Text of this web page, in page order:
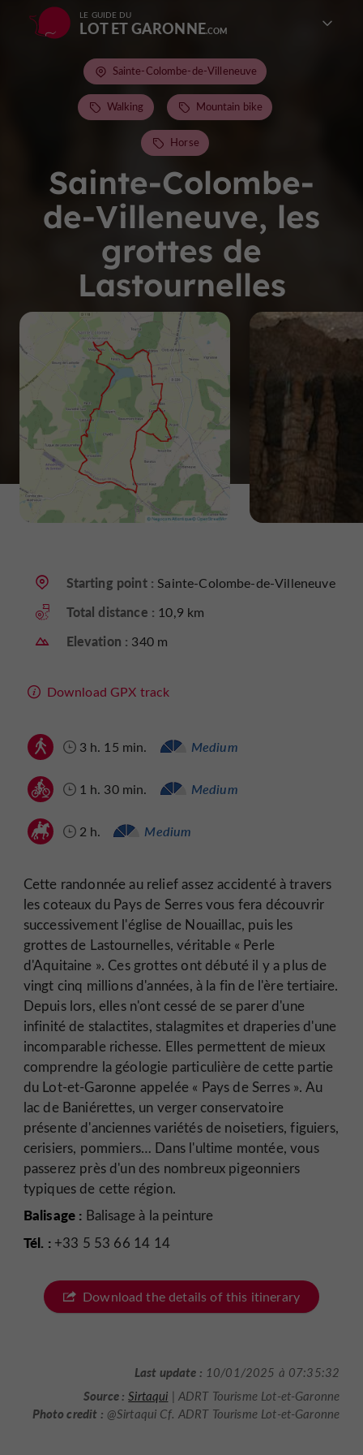
LE GUIDE DU
LOT ET GARONNE
Sainte-Colombe-
de-Villeneuve, les
grottes de
Lastournelles
Sainte-Colombe-de-Villeneuve
Walking Mountain bike
Horse
Starting point : Sainte-Colombe-de-Villeneuve
Total distance : 10,9 km
Elevation : 340 m
Download GPX track
3 h. 15 min. Medium
1 h. 30 min. Medium
2 h. Medium
Cette randonnée au relief assez accidenté à travers
les coteaux du Pays de Serres vous fera découvrir
successivement l'église de Nouaillac, puis les
grottes de Lastournelles, véritable « Perle
d'Aquitaine ». Ces grottes ont débuté il y a plus de
vingt cinq millions d'années, à la fin de l'ère tertiaire.
Depuis lors, elles n'ont cessé de se parer d'une
infinité de stalactites, stalagmites et draperies d'une
incomparable richesse. Elles permettent de mieux
comprendre la géologie particulière de cette partie
du Lot-et-Garonne appelée « Pays de Serres ». Au
lac de Baniérettes, un verger conservatoire
présente d'anciennes variétés de noisetiers, figuiers,
cerisiers, pommiers… Dans l'ultime montée, vous
passerez près d'un des nombreux pigeonniers
typiques de cette région.
Balisage : Balisage à la peinture
Tél. :+33 5 53 66 14 14
Download the details of this itinerary
Last update : 10/01/2025 à 07:35:32
Source : Sirtaqui | ADRT Tourisme Lot-et-Garonne
Photo credit : @Sirtaqui Cf. ADRT Tourisme Lot-et-Garonne